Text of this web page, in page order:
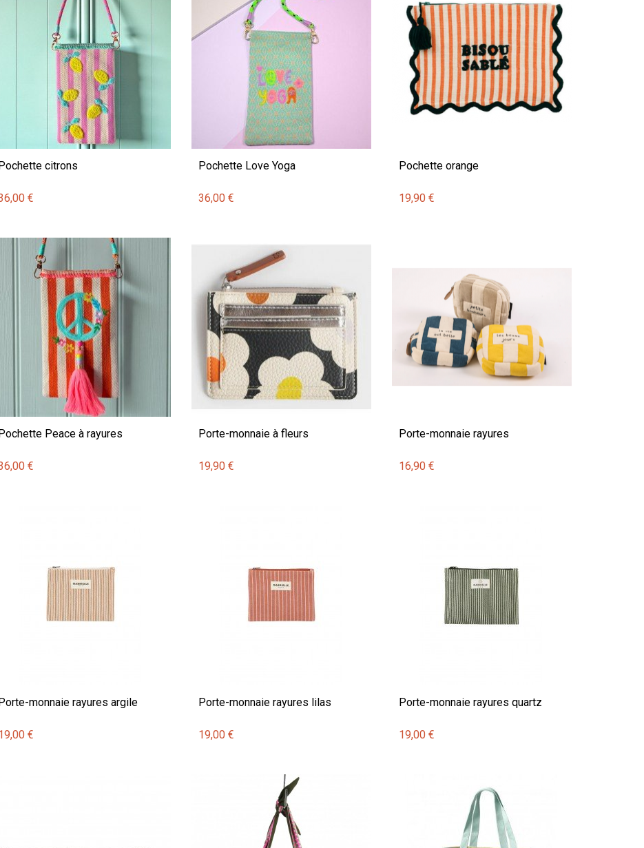
citrons
€
Pochette Love Yoga
36,00 €
Pochette orange
19,90 €
Pochette Peace à rayures
€
Porte-monnaie à fleurs
19,90 €
Porte-monnaie rayures
16,90 €
Porte-monnaie rayures argile
€
Porte-monnaie rayures lilas
19,00 €
Porte-monnaie rayures quartz
19,00 €